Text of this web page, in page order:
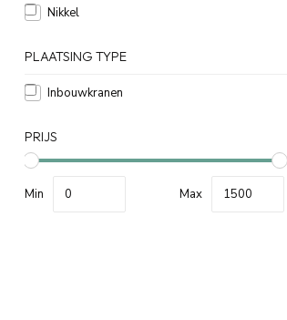
Nikkel
PLAATSING TYPE
Inbouwkranen
PRIJS
Min Max